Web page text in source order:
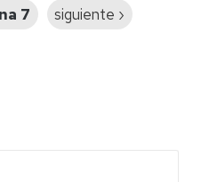
7
Siguiente
siguiente ›